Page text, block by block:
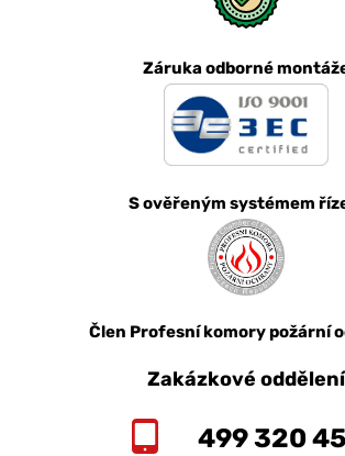
Záruka odborné
S ověřeným systémem
Člen Profesní komory požární
Zakázkové oddělení
499 320